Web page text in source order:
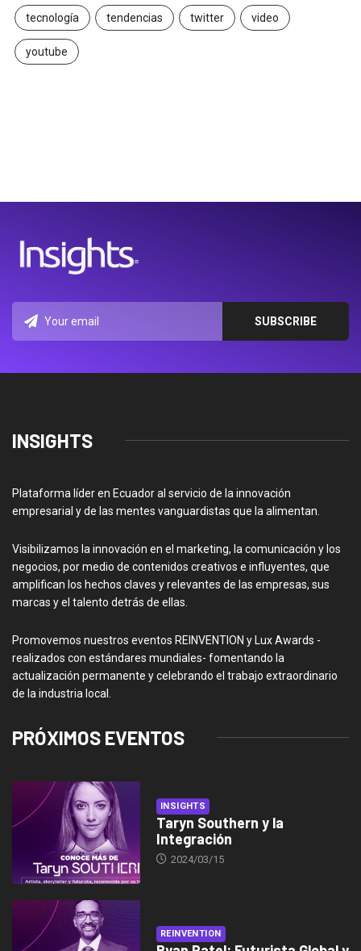
tecnología tendencias twitter video
youtube
INSIGHTS
Plataforma líder en Ecuador al servicio de la innovación
empresarial y de las mentes vanguardistas que la alimentan.
Visibilizamos la innovación en el marketing, la comunicación y los
negocios, por medio de contenidos creativos e influyentes, que
amplifican los hechos claves y relevantes de las empresas, sus
marcas y el talento detrás de ellas.
Promovemos nuestros eventos REINVENTION y Lux Awards -
realizados con estándares mundiales- fomentando la
actualización permanente y celebrando el trabajo extraordinario
de la industria local.
PRÓXIMOS EVENTOS
INSIGHTS
Taryn Southern y la
Integración
2024/03/15
REINVENTION